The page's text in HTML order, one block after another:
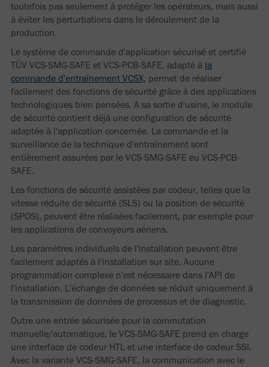
toutefois pas seulement à protéger les opérateurs, mais aussi
à éviter les perturbations dans le déroulement de la
production.
Le système de commande d'application sécurisé et certifié
TÜV VCS-SMG-SAFE et VCS-PCB-SAFE, adapté à la
commande d'entraînement VCSX, permet de réaliser
facilement des fonctions de sécurité grâce à des applications
technologiques bien pensées. A sa sortie d'usine, le module
de sécurité contient déjà une configuration de sécurité
adaptée à l'application concernée. La commande et la
surveillance de la technique d'entraînement sont
entièrement assurées par le VCS-SMG-SAFE eu VCS-PCB-
SAFE.
Les fonctions de sécurité assistées par codeur, telles que la
vitesse réduite de sécurité (SLS) ou la position de sécurité
(SPOS), peuvent être réalisées facilement, par exemple pour
les applications de convoyeurs aériens.
Les paramètres individuels de l'installation peuvent être
facilement adaptés à l'installation sur site. Aucune
programmation complexe n'est nécessaire dans l'API de
l'installation. L'échange de données se réduit uniquement à
la transmission de données de processus et de diagnostic.
Outre une entrée sécurisée pour la commutation
manuelle/automatique, le VCS-SMG-SAFE prend en charge
une interface de codeur HTL et une interface de codeur SSI.
Avec la variante VCS-SMG-SAFE, la communication avec le